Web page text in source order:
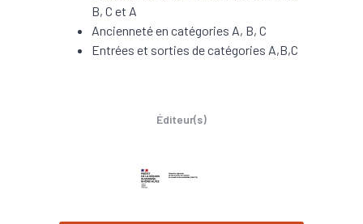
B, C et A
Ancienneté en catégories A, B, C
Entrées et sorties de catégories A,B,C
Éditeur(s)